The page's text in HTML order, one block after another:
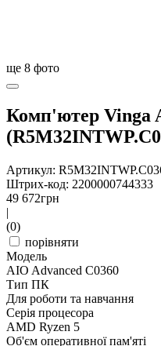
ще 8 фото
Комп'ютер Vinga
Артикул:
Штрих-код: 2200000744333
49 672грн
|
(0)
порівняти
Модель
AIO Advanced C0360
Тип ПК
Для роботи та навчання
Серія процесора
AMD Ryzen 5
Об'єм оперативної пам'яті